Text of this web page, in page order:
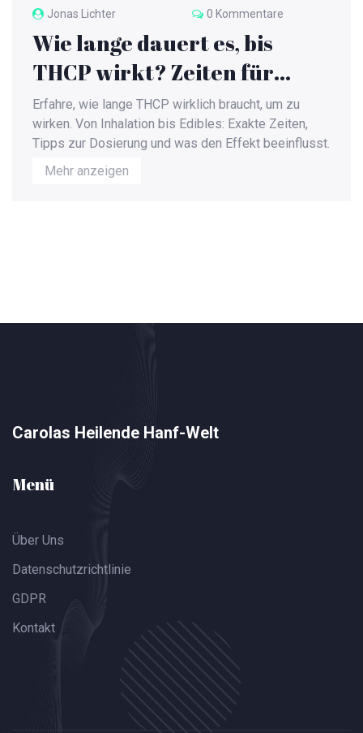
Jonas Lichter 0 Kommentare
Wie lange dauert es, bis
THCP wirkt? Zeiten für
Inhalation und Essen
Erfahre, wie lange THCP wirklich braucht, um zu
wirken. Von Inhalation bis Edibles: Exakte Zeiten,
Tipps zur Dosierung und was den Effekt beeinflusst.
Mehr anzeigen
Carolas Heilende Hanf-Welt
Menü
Über Uns
Datenschutzrichtlinie
GDPR
Kontakt